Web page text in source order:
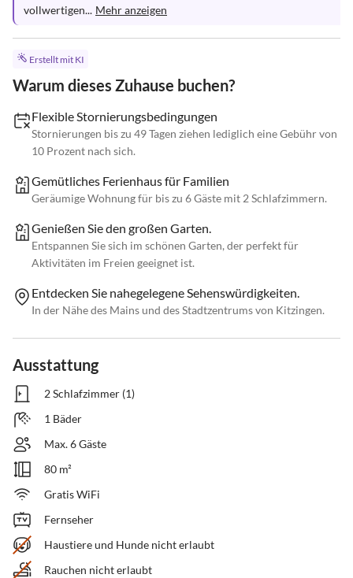
vollwertigen... Mehr anzeigen
Erstellt mit KI
Warum dieses Zuhause buchen?
Flexible Stornierungsbedingungen
Stornierungen bis zu 49 Tagen ziehen lediglich eine Gebühr von
10 Prozent nach sich.
Gemütliches Ferienhaus für Familien
Geräumige Wohnung für bis zu 6 Gäste mit 2 Schlafzimmern.
Genießen Sie den großen Garten.
Entspannen Sie sich im schönen Garten, der perfekt für
Aktivitäten im Freien geeignet ist.
Entdecken Sie nahegelegene Sehenswürdigkeiten.
In der Nähe des Mains und des Stadtzentrums von Kitzingen.
Ausstattung
2 Schlafzimmer (1)
1 Bäder
Max. 6 Gäste
80 m²
Gratis WiFi
Fernseher
Haustiere und Hunde nicht erlaubt
Rauchen nicht erlaubt